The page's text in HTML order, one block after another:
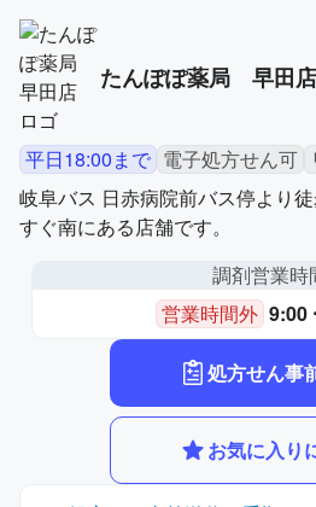
たんぽぽ薬局　早田店
平日18:00まで 電子処方せん可
岐阜バス 日赤病院前バス停より
すぐ南にある店舗です。
調剤営業時
営業時間外 9:00
処方せん事
お気に入り